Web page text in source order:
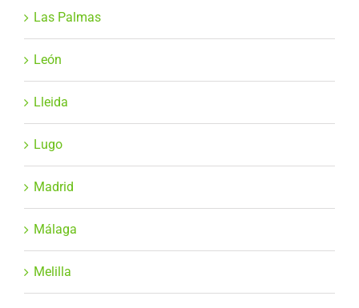
Las Palmas
León
Lleida
Lugo
Madrid
Málaga
Melilla